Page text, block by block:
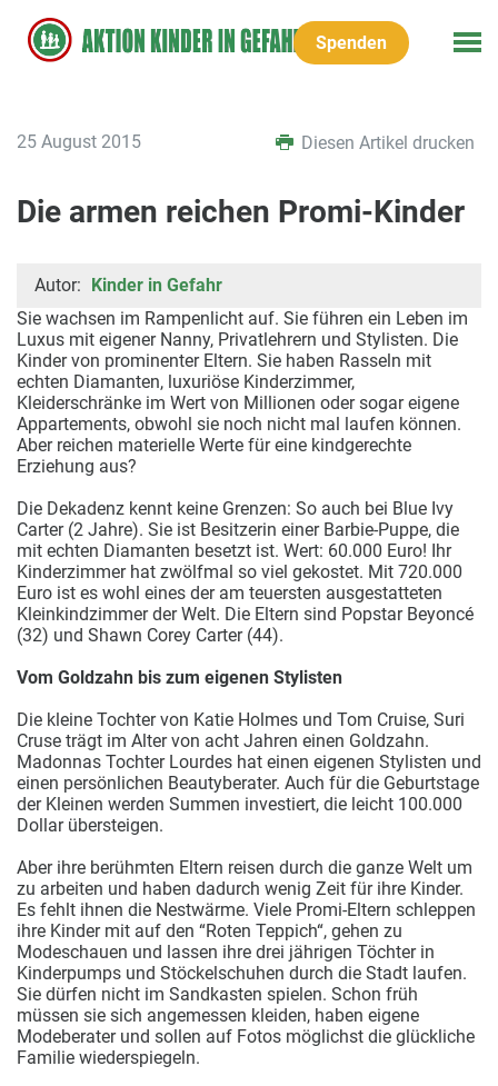
Spenden
25 August 2015 Diesen Artikel drucken
Die armen reichen Promi-Kinder
Autor: Kinder in Gefahr
Sie wachsen im Rampenlicht auf. Sie führen ein Leben im
Luxus mit eigener Nanny, Privatlehrern und Stylisten. Die
Kinder von prominenter Eltern. Sie haben Rasseln mit
echten Diamanten, luxuriöse Kinderzimmer,
Kleiderschränke im Wert von Millionen oder sogar eigene
Appartements, obwohl sie noch nicht mal laufen können.
Aber reichen materielle Werte für eine kindgerechte
Erziehung aus?
Die Dekadenz kennt keine Grenzen: So auch bei Blue Ivy
Carter (2 Jahre). Sie ist Besitzerin einer Barbie-Puppe, die
mit echten Diamanten besetzt ist. Wert: 60.000 Euro! Ihr
Kinderzimmer hat zwölfmal so viel gekostet. Mit 720.000
Euro ist es wohl eines der am teuersten ausgestatteten
Kleinkindzimmer der Welt. Die Eltern sind Popstar Beyoncé
(32) und Shawn Corey Carter (44).
Vom Goldzahn bis zum eigenen Stylisten
Die kleine Tochter von Katie Holmes und Tom Cruise, Suri
Cruse trägt im Alter von acht Jahren einen Goldzahn.
Madonnas Tochter Lourdes hat einen eigenen Stylisten und
einen persönlichen Beautyberater. Auch für die Geburtstage
der Kleinen werden Summen investiert, die leicht 100.000
Dollar übersteigen.
Aber ihre berühmten Eltern reisen durch die ganze Welt um
zu arbeiten und haben dadurch wenig Zeit für ihre Kinder.
Es fehlt ihnen die Nestwärme. Viele Promi-Eltern schleppen
ihre Kinder mit auf den “Roten Teppich“, gehen zu
Modeschauen und lassen ihre drei jährigen Töchter in
Kinderpumps und Stöckelschuhen durch die Stadt laufen.
Sie dürfen nicht im Sandkasten spielen. Schon früh
müssen sie sich angemessen kleiden, haben eigene
Modeberater und sollen auf Fotos möglichst die glückliche
Familie wiederspiegeln.